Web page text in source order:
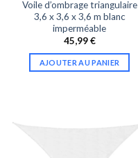
Voile d’ombrage triangulaire
3,6 x 3,6 x 3,6 m blanc
imperméable
45,99€
AJOUTER AU PANIER